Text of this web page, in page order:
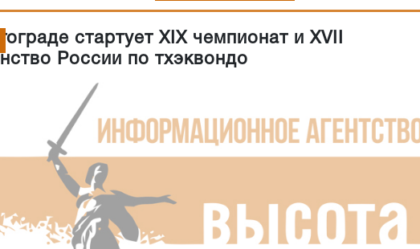
стартует XIX чемпионат и XVII
России по тхэквондо